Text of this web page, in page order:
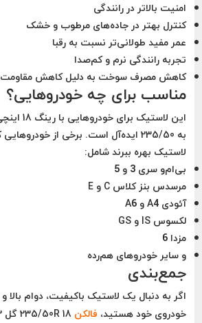
امنیت بالاتر در رانندگی
کنترل بهتر در جاده‌های مرطوب و خشک
عمر مفید طولانی‌تر نسبت به رقبا
تجربه رانندگی نرم و کم‌صدا
کاهش مصرف سوخت به دلیل کاهش
مناسب برای چه خودروهایی؟
این لاستیک برای خودروهایی با رینگ 18 اینچی
به 235/50 ایده‌آل است. برخی از خودروهایی
لاستیک بهره ببرند شامل:
بی‌ام‌و سری 3 و 5
مرسدس بنز کلاس C و E
آئودی A4 و A6
لکسوس IS و GS
مزدا 6
و سایر خودروهای هم‌رده
جمع‌بندی
اگر به دنبال یک لاستیک باکیفیت، دوام بالا و
خودروی خود هستید، فالکن 235/50R 18 گل AZENIS FK453